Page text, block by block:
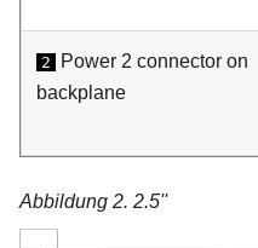
2
Power 2 connector on
backplane
Abbildung 2. 2.5''